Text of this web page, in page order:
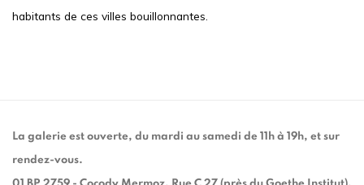
habitants de ces villes bouillonnantes.
La galerie est ouverte, du mardi au samedi de 11h à 19h, et sur
rendez-vous.